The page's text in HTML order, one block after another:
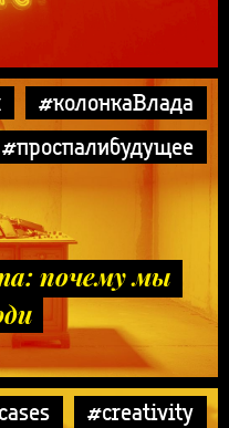
#колонкаВлада
#проспалибудущее
почему мы
#creativity